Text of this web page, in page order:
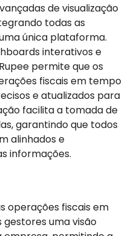
de visualização
todas as
única plataforma.
interativos e
permite que os
fiscais em tempo
e atualizados para
facilita a tomada de
garantindo que todos
alinhados e
informações.
operações fiscais em
uma visão